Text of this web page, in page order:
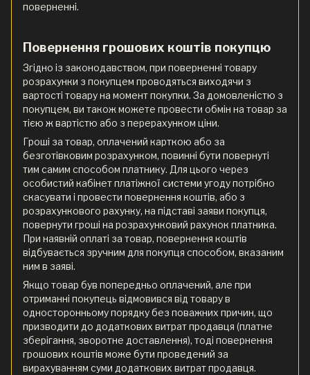
поверненні.
Повернення грошових коштів покупцю
Згідно із законодавством, при поверненні товару
розрахунки з покупцем проводяться виходячи з
вартості товару на момент покупки. За домовленістю з
покупцем, ви також можете провести обмін на товар за
тією ж вартістю або з перерахунком ціни.
Гроші за товар, оплачений карткою або за
безготівковим розрахунком, повинні бути повернуті
тим самим способом платнику. Для цього через
особистий кабінет платіжної системи угоду потрібно
скасувати і провести повернення коштів, або з
розрахункового рахунку, на підставі заяви покупця,
повернути гроші на розрахунковий рахунок платника.
При наявній оплаті за товар, повернення коштів
відбувається зручним для покупця способом, вказаним
ним в заяві.
Якщо товар був попередньо оплачений, але при
отриманні покупець відмовився від товару в
односторонньому порядку без поважних причин, що
призводити до додаткових витрат продавця (платне
зберігання, зворотне доставлення), тоді повернення
грошових коштів може бути проведений за
вирахуванням суми додаткових витрат продавця.